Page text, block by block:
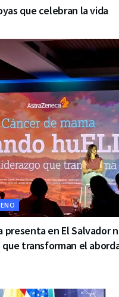
que celebran la vida
presenta en El Salvador
transforman el